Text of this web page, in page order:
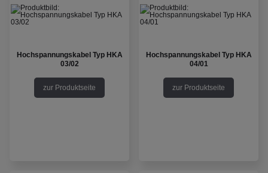
Hochspannungskabel Typ HKA
03/02
zur Produktseite
Hochspannungskabel Typ HKA
04/01
zur Produktseite